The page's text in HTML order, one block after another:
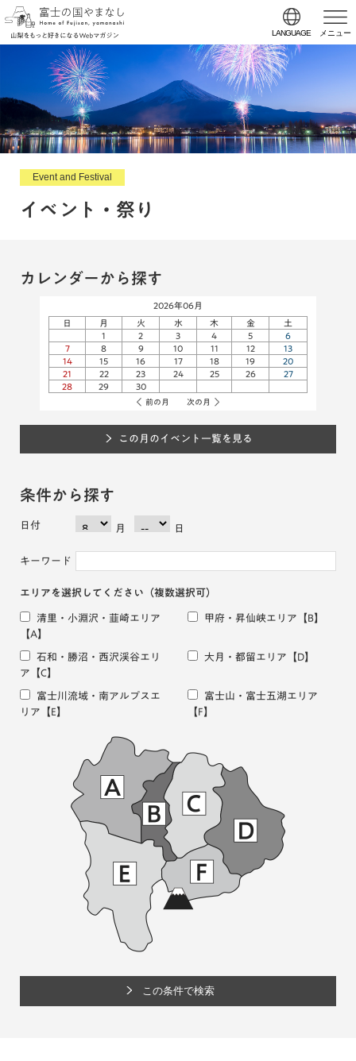
LANGUAGE メニュー
Event and Festival
イベント・祭り
カレンダーから探す
2026年06月
日
月 火 水 木 金
土
1
2 3 4 5
6
7
8 9 10 11 12
13
14
15 16 17 18 19
20
21
22 23 24 25 26
27
28
29 30
前の月 次の月
この月のイベント一覧を見る
条件から探す
日付 月 日
キーワード
エリアを選択してください （複数選択可）
清里・小淵沢・韮崎エリア
【A】
甲府・昇仙峡エリア 【B】
石和・勝沼・西沢渓谷エリ
ア 【C】
大月・都留エリア 【D】
富士川流域・南アルプスエ
リア 【E】
富士山・富士五湖エリア
【F】